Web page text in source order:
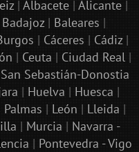
| Albacete| Alicante|
Badajoz| Baleares |
| Cáceres | Cádiz|
| Ceuta | Ciudad Real|
Sebastián-Donostia
| Huelva | Huesca |
Palmas | León | Lleida |
| Murcia | Navarra -
| Pontevedra - Vigo